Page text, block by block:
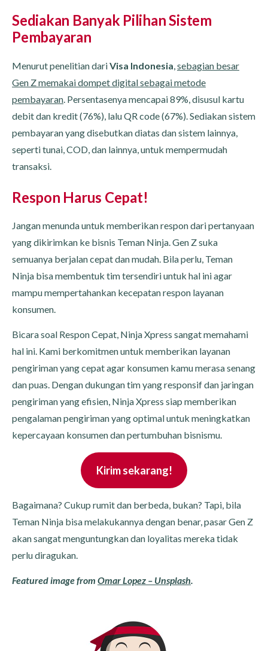
Sediakan Banyak Pilihan Sistem
Pembayaran
Menurut penelitian dariVisa Indonesia sebagian besar
Gen Z memakai dompet digital sebagai metode
pembayaran . Persentasenya mencapai 89%, disusul kartu
debit dan kredit (76%), lalu QR code (67%). Sediakan sistem
pembayaran yang disebutkan diatas dan sistem lainnya,
seperti tunai, COD, dan lainnya, untuk mempermudah
transaksi.
Respon Harus Cepat!
Jangan menunda untuk memberikan respon dari pertanyaan
yang dikirimkan ke bisnis Teman Ninja. Gen Z suka
semuanya berjalan cepat dan mudah. Bila perlu, Teman
Ninja bisa membentuk tim tersendiri untuk hal ini agar
mampu mempertahankan kecepatan respon layanan
konsumen.
Bicara soal Respon Cepat, Ninja Xpress sangat memahami
hal ini. Kami berkomitmen untuk memberikan layanan
pengiriman yang cepat agar konsumen kamu merasa senang
dan puas. Dengan dukungan tim yang responsif dan jaringan
pengiriman yang efisien, Ninja Xpress siap memberikan
pengalaman pengiriman yang optimal untuk meningkatkan
kepercayaan konsumen dan pertumbuhan bisnismu.
Kirim sekarang!
Bagaimana? Cukup rumit dan berbeda, bukan? Tapi, bila
Teman Ninja bisa melakukannya dengan benar, pasar Gen Z
akan sangat menguntungkan dan loyalitas mereka tidak
perlu diragukan.
Featured image from Omar Lopez – Unsplash.